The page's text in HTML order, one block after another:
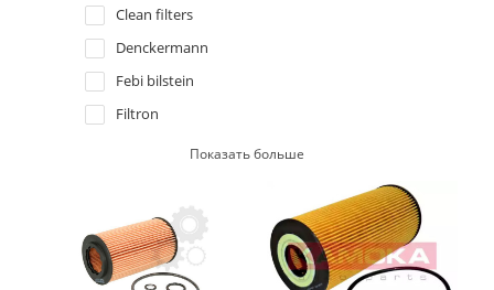
Clean filters
Denckermann
Febi bilstein
Filtron
Hengst filter
Kamoka
Knecht
Kolbenschmidt
Показать больше